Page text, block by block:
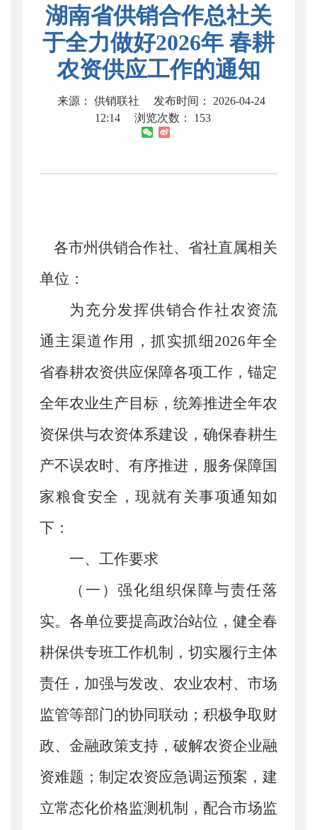
湖南省供销合作总社关
于全力做好2026年 春耕
农资供应工作的通知
来源： 供销联社
发布时间： 2026-04-24
12:14
浏览次数： 153
各市州供销合作社、省社直属相关
单位：
为充分发挥供销合作社农资流
通主渠道作用，抓实抓细2026年全
省春耕农资供应保障各项工作，锚定
全年农业生产目标，统筹推进全年农
资保供与农资体系建设，确保春耕生
产不误农时、有序推进，服务保障国
家粮食安全，现就有关事项通知如
下：
一、工作要求
（一）强化组织保障与责任落
实。 各单位要提高政治站位，健全春
耕保供专班工作机制，切实履行主体
责任，加强与发改、农业农村、市场
监管等部门的协同联动；积极争取财
政、金融政策支持，破解农资企业融
资难题；制定农资应急调运预案，建
立常态化价格监测机制，配合市场监